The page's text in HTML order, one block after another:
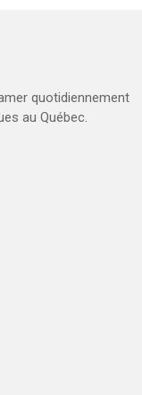
quotidiennement
au Québec.